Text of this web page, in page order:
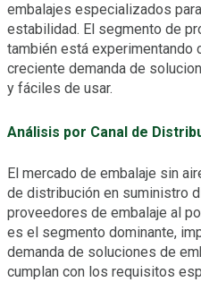
embalajes especializados
estabilidad. El segmento de
también está experimentando
creciente demanda de
y fáciles de usar.
Análisis por Canal de
El mercado de embalaje sin
de distribución en suministro
proveedores de embalaje al
es el segmento dominante,
demanda de soluciones de
cumplan con los requisitos